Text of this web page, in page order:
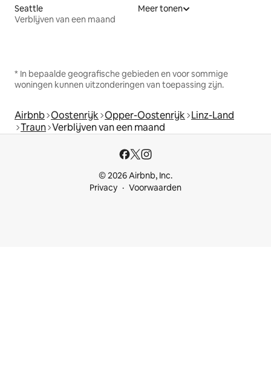
Seattle
Verblijven van een maand
Meer tonen
* In bepaalde geografische gebieden en voor sommige
woningen kunnen uitzonderingen van toepassing zijn.
Airbnb Oostenrijk Opper-Oostenrijk Linz-Land
Traun Verblijven van een maand
© 2026 Airbnb, Inc.
Privacy
Voorwaarden